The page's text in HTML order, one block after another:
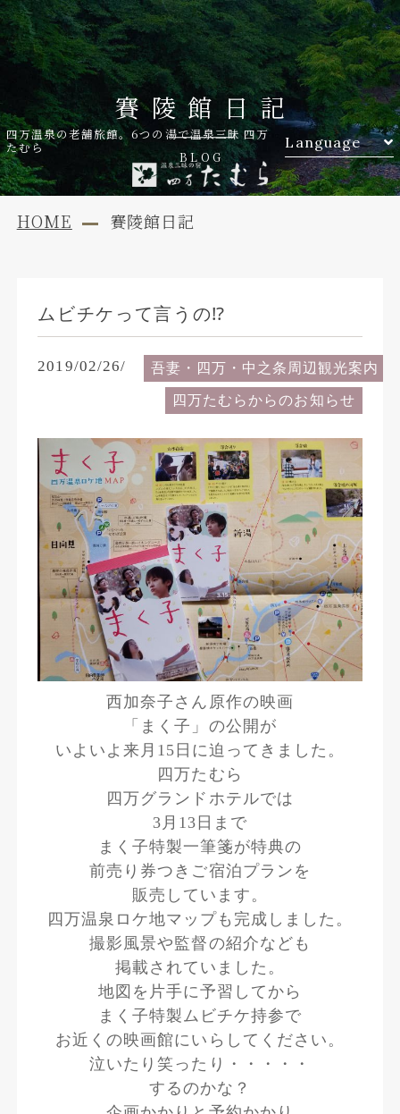
四万温泉の老舗旅館。6つの湯で温泉三昧 四万
たむら
Language
賽陵館日記
BLOG
HOME 賽陵館日記
ムビチケって言うの⁉️
2019/02/26/ 吾妻・四万・中之条周辺観光案内
四万たむらからのお知らせ
西加奈子さん原作の映画
「まく子」の公開が
いよいよ来月15日に迫ってきました。
四万たむら
四万グランドホテルでは
3月13日まで
まく子特製一筆箋が特典の
前売り券つきご宿泊プランを
販売しています。
四万温泉ロケ地マップも完成しました。
撮影風景や監督の紹介なども
掲載されていました。
地図を片手に予習してから
まく子特製ムビチケ持参で
お近くの映画館にいらしてください。
泣いたり笑ったり・・・・・
するのかな？